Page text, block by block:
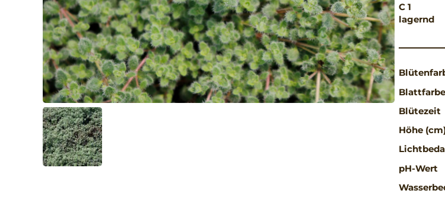
C 1
lagernd
Blattfarbe
Blütezeit
Höhe
pH-Wert